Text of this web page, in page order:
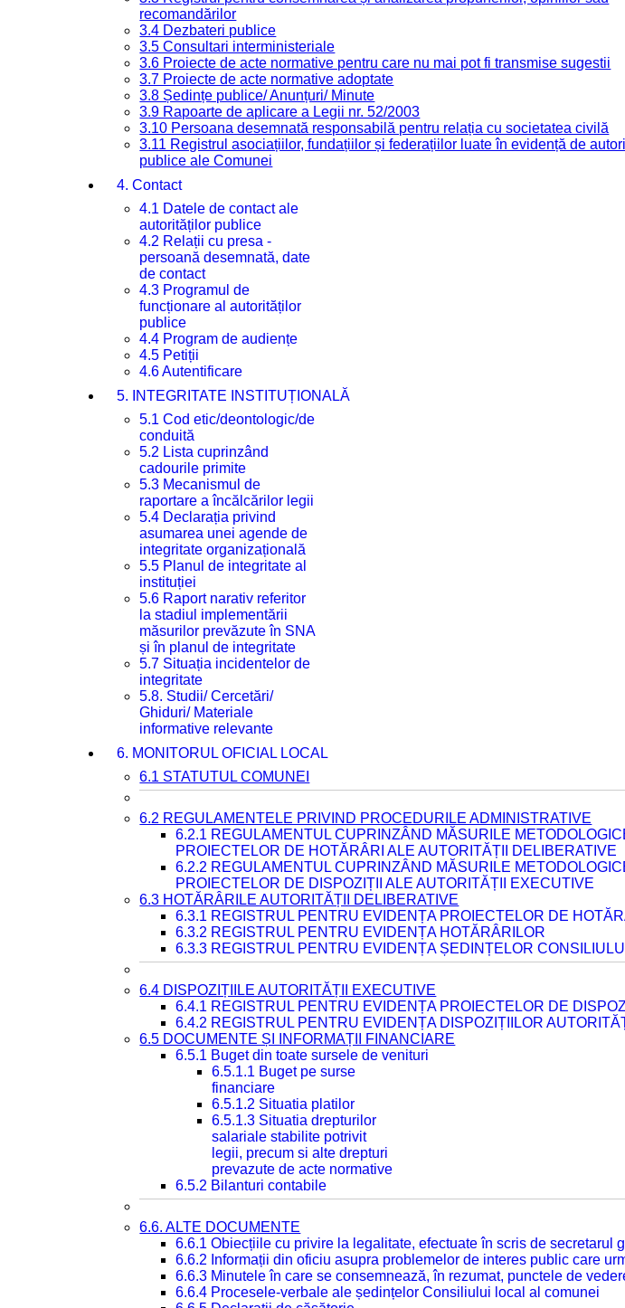
recomandărilor
3.4 Dezbateri publice
3.5 Consultari interministeriale
3.6 Proiecte de acte normative pentru care nu mai pot fi transmise sugestii
3.7 Proiecte de acte normative adoptate
3.8 Ședințe publice/ Anunțuri/ Minute
3.9 Rapoarte de aplicare a Legii nr. 52/2003
3.10 Persoana desemnată responsabilă pentru relația cu societatea civilă
3.11 Registrul asociațiilor, fundațiilor și federațiilor luate în evidență de
publice ale Comunei
4. Contact
4.1 Datele de contact ale
autorităților publice
4.2 Relații cu presa -
persoană desemnată, date
de contact
4.3 Programul de
funcționare al autorităților
publice
4.4 Program de audiențe
4.5 Petiții
4.6 Autentificare
5. INTEGRITATE INSTITUȚIONALĂ
5.1 Cod etic/deontologic/de
conduită
5.2 Lista cuprinzând
cadourile primite
5.3 Mecanismul de
raportare a încălcărilor legii
5.4 Declarația privind
asumarea unei agende de
integritate organizațională
5.5 Planul de integritate al
instituției
5.6 Raport narativ referitor
la stadiul implementării
măsurilor prevăzute în SNA
și în planul de integritate
5.7 Situația incidentelor de
integritate
5.8. Studii/ Cercetări/
Ghiduri/ Materiale
informative relevante
6. MONITORUL OFICIAL LOCAL
6.1 STATUTUL COMUNEI
6.2 REGULAMENTELE PRIVIND PROCEDURILE ADMINISTRATIVE
6.2.1 REGULAMENTUL CUPRINZÂND MĂSURILE
PROIECTELOR DE HOTĂRÂRI ALE AUTORITĂȚII DELIBERATIVE
6.2.2 REGULAMENTUL CUPRINZÂND MĂSURILE
PROIECTELOR DE DISPOZIȚII ALE AUTORITĂȚII EXECUTIVE
6.3 HOTĂRÂRILE AUTORITĂȚII DELIBERATIVE
6.3.1 REGISTRUL PENTRU EVIDENȚA PROIECTELOR DE
6.3.2 REGISTRUL PENTRU EVIDENȚA HOTĂRÂRILOR
6.3.3 REGISTRUL PENTRU EVIDENȚA ȘEDINȚELOR
6.4 DISPOZIȚIILE AUTORITĂȚII EXECUTIVE
6.4.1 REGISTRUL PENTRU EVIDENȚA PROIECTELOR DE
6.4.2 REGISTRUL PENTRU EVIDENȚA DISPOZIȚIILOR
6.5 DOCUMENTE ȘI INFORMAȚII FINANCIARE
6.5.1 Buget din toate sursele de venituri
6.5.1.1 Buget pe surse
financiare
6.5.1.2 Situatia platilor
6.5.1.3 Situatia drepturilor
salariale stabilite potrivit
legii, precum si alte drepturi
prevazute de acte normative
6.5.2 Bilanturi contabile
6.6. ALTE DOCUMENTE
6.6.1 Obiecțiile cu privire la legalitate, efectuate în scris de secretarul
6.6.2 Informații din oficiu asupra problemelor de interes public care
6.6.3 Minutele în care se consemnează, în rezumat, punctele de
6.6.4 Procesele-verbale ale ședințelor Consiliului local al comunei